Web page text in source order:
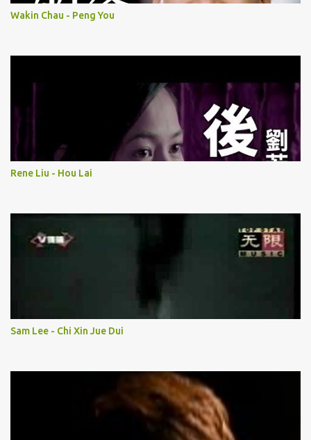
Wakin Chau - Peng You
Rene Liu - Hou Lai
Sam Lee - Chi Xin Jue Dui